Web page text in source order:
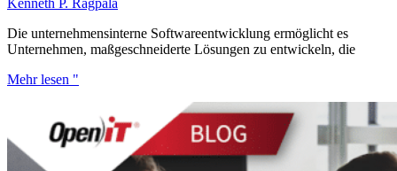
Die unternehmensinterne Softwareentwicklung ermöglicht es
Unternehmen, maßgeschneiderte Lösungen zu entwickeln, die
Mehr lesen "